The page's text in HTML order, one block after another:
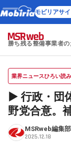
モビリアサ
勝ち残る整備事業者
業界ニュースひろい読み
▶ 行政・団
野党合意。
MSRweb編集部
2025.12.18